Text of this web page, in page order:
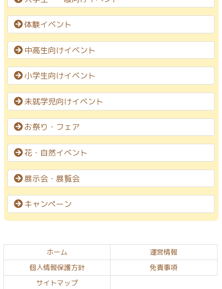
体験イベント
中高生向けイベント
小学生向けイベント
未就学児向けイベント
お祭り・フェア
花・自然イベント
展示会・展覧会
キャンペーン
ン
ツ
の
先
ホーム
運営情報
個人情報保護方針
免責事項
サイトマップ